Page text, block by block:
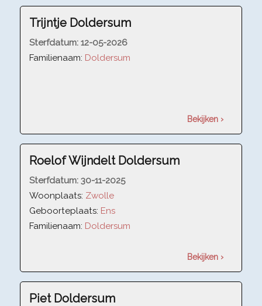
Trijntje Doldersum
Sterfdatum: 12-05-2026
Familienaam: Doldersum
Bekijken ›
Roelof Wijndelt Doldersum
Sterfdatum: 30-11-2025
Woonplaats: Zwolle
Geboorteplaats: Ens
Familienaam: Doldersum
Bekijken ›
Piet Doldersum